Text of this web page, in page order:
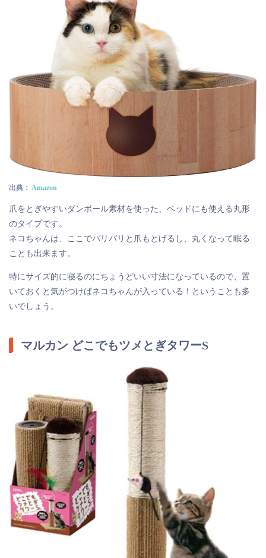
出典： Amazon
爪をとぎやすいダンボール素材を使った、ベッドにも使える丸形
のタイプです。
ネコちゃんは、ここでバリバリと爪もとげるし、丸くなって眠る
ことも出来ます。
特にサイズ的に寝るのにちょうどいい寸法になっているので、置
いておくと気がつけばネコちゃんが入っている！ということも多
いでしょう。
マルカン どこでもツメとぎタワーS